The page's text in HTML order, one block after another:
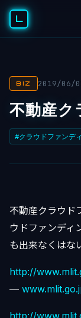
L
BIZ 2019/06/
不動産ク
#クラウドファンデ
不動産クラウド
ウドファンディ
も出来なくはな
http://
—
http://